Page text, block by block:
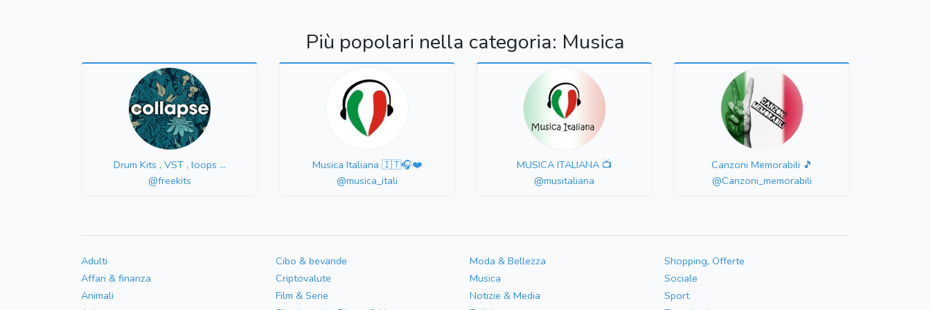
Più popolari nella categoria: Musica
Drum Kits , VST , loops ...
@freekits
Musica Italiana 🇮🇹🎧❤️
@musica_itali
MUSICA ITALIANA 📺
@musitaliana
Canzoni Memorabili 🎵
@Canzoni_memorabili
Adulti
Affari & finanza
Animali
Cibo & bevande
Criptovalute
Film & Serie
Moda & Bellezza
Musica
Notizie & Media
Shopping, Offerte
Sociale
Sport